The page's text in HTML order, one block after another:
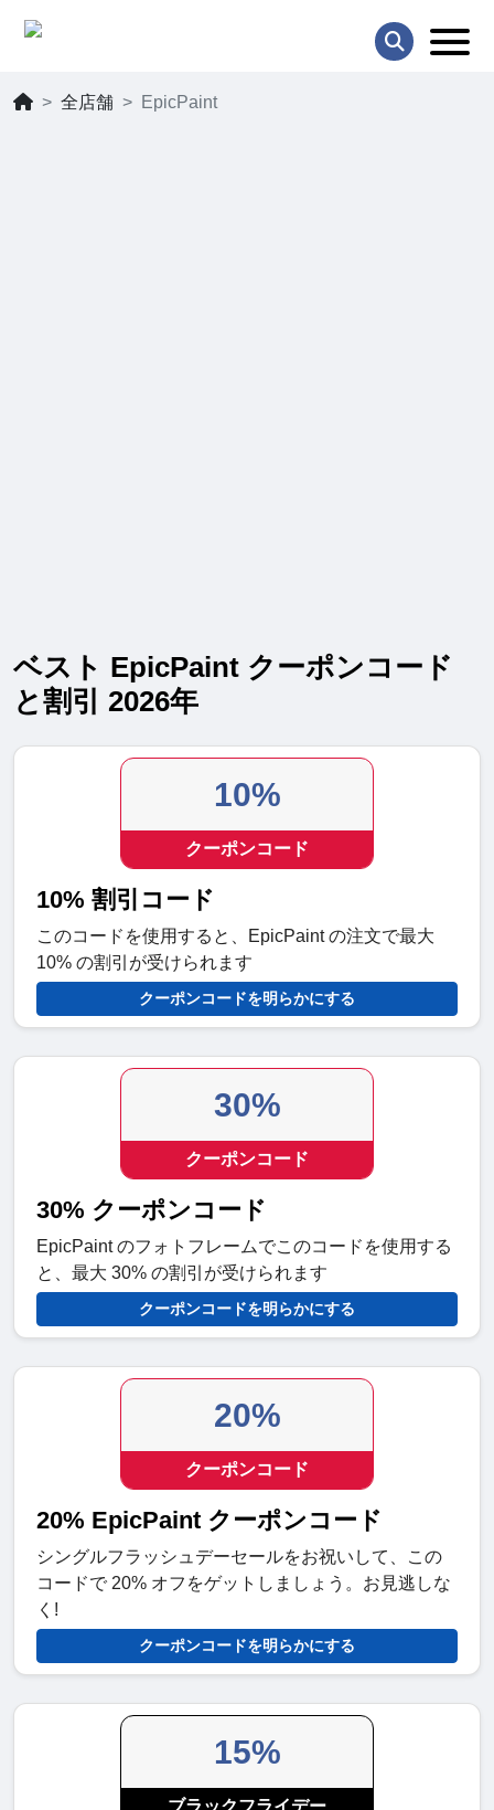
全店舗 EpicPaint
ベスト EpicPaint クーポンコード
と割引 2026年
10%
クーポンコード
10% 割引コード
このコードを使用すると、EpicPaint の注文で最大
10% の割引が受けられます
クーポンコードを明らかにする
30%
クーポンコード
30% クーポンコード
EpicPaint のフォトフレームでこのコードを使用する
と、最大 30% の割引が受けられます
クーポンコードを明らかにする
20%
クーポンコード
20% EpicPaint クーポンコード
シングルフラッシュデーセールをお祝いして、この
コードで 20% オフをゲットしましょう。お見逃しな
く!
クーポンコードを明らかにする
15%